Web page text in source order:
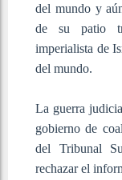
del mundo y
de su patio
imperialista de
del mundo.
La guerra
gobierno de
del Tribunal
rechazar el